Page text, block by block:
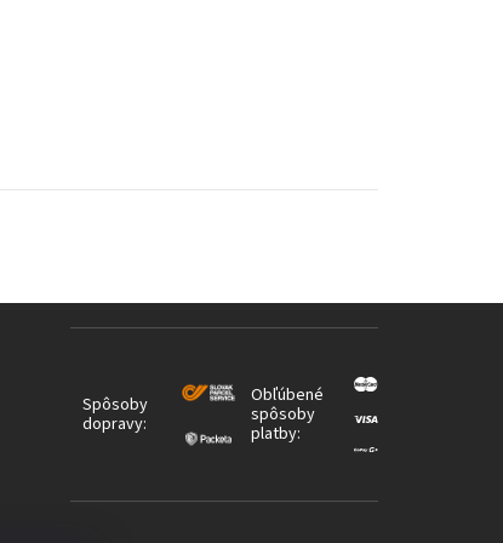
Spôsoby
dopravy:
Obľúbené
spôsoby
platby: